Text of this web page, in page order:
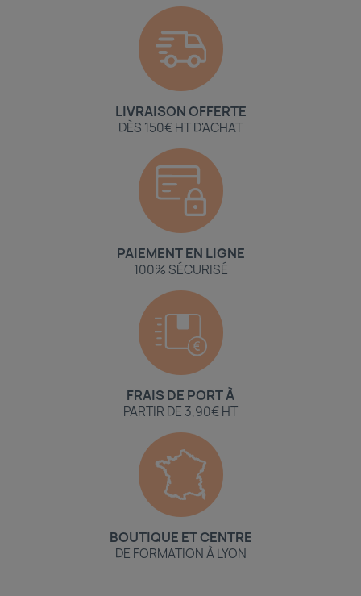
LIVRAISON OFFERTE
DÈS 150€ HT D'ACHAT
PAIEMENT EN LIGNE
100% SÉCURISÉ
FRAIS DE PORT À
PARTIR DE 3,90€ HT
BOUTIQUE ET CENTRE
DE FORMATION À LYON